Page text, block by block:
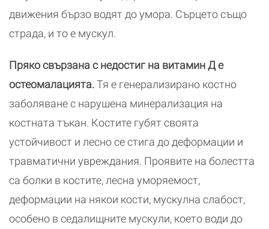
движения бързо водят до умора. Сърцето също
страда, и то е мускул.
Пряко свързана с недостиг на витамин Д е
остеомалацията.Тя е генерализирано костно
заболяване с нарушена минерализация на
костната тъкан. Костите губят своята
устойчивост и лесно се стига до деформации и
травматични увреждания. Проявите на болестта
са болки в костите, лесна уморяемост,
деформации на някои кости, мускулна слабост,
особено в седалищните мускули, което води до